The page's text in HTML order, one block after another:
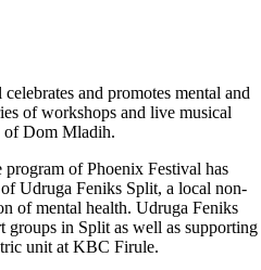
and promotes mental and
of workshops and live musical
of Dom Mladih.
of Phoenix Festival has
Udruga Feniks Split, a local non-
of mental health. Udruga Feniks
groups in Split as well as supporting
unit at KBC Firule.